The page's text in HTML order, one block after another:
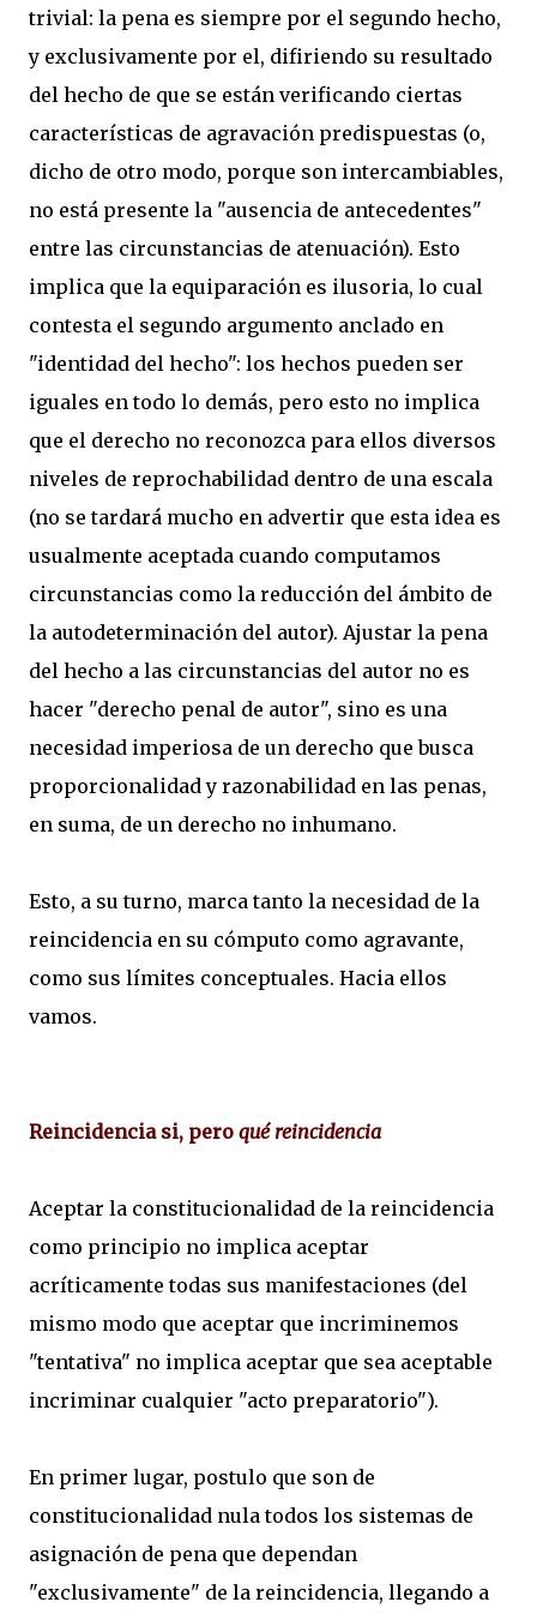
trivial: la pena es siempre por el segundo hecho,
y exclusivamente por el, difiriendo su resultado
del hecho de que se están verificando ciertas
características de agravación predispuestas (o,
dicho de otro modo, porque son intercambiables,
no está presente la "ausencia de antecedentes"
entre las circunstancias de atenuación). Esto
implica que la equiparación es ilusoria, lo cual
contesta el segundo argumento anclado en
"identidad del hecho": los hechos pueden ser
iguales en todo lo demás, pero esto no implica
que el derecho no reconozca para ellos diversos
niveles de reprochabilidad dentro de una escala
(no se tardará mucho en advertir que esta idea es
usualmente aceptada cuando computamos
circunstancias como la reducción del ámbito de
la autodeterminación del autor). Ajustar la pena
del hecho a las circunstancias del autor no es
hacer "derecho penal de autor", sino es una
necesidad imperiosa de un derecho que busca
proporcionalidad y razonabilidad en las penas,
en suma, de un derecho no inhumano.
Esto, a su turno, marca tanto la necesidad de la
reincidencia en su cómputo como agravante,
como sus límites conceptuales. Hacia ellos
vamos.
Reincidencia si, pero qué reincidencia
Aceptar la constitucionalidad de la reincidencia
como principio no implica aceptar
acríticamente todas sus manifestaciones (del
mismo modo que aceptar que incriminemos
"tentativa" no implica aceptar que sea aceptable
incriminar cualquier "acto preparatorio").
En primer lugar, postulo que son de
constitucionalidad nula todos los sistemas de
asignación de pena que dependan
"exclusivamente" de la reincidencia, llegando a